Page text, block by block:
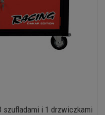
szufladami i 1 drzwiczkami